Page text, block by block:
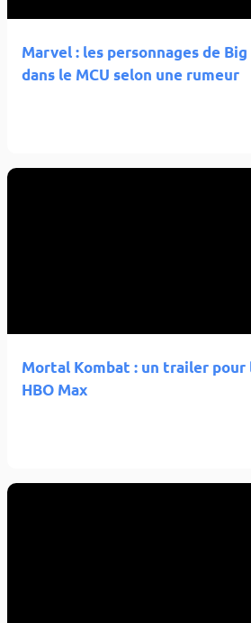
Marvel : les personnages de
dans le MCU selon une rumeur
Mortal Kombat : un trailer pour
HBO Max